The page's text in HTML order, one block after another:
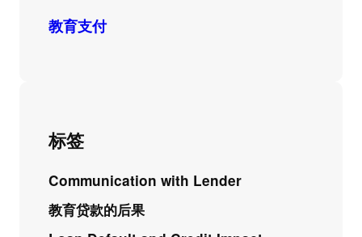
教育支付
标签
Communication with Lender
教育贷款的后果